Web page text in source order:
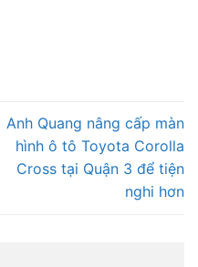
Anh Quang nâng cấp màn
hình ô tô Toyota Corolla
Cross tại Quận 3 để tiện
nghi hơn